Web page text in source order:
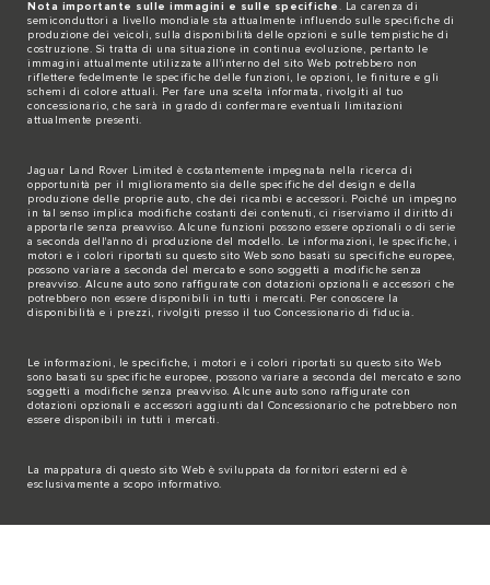
Nota importante sulle immagini e sulle specifiche . La carenza di
semiconduttori a livello mondiale sta attualmente influendo sulle specifiche di
produzione dei veicoli, sulla disponibilità delle opzioni e sulle tempistiche di
costruzione. Si tratta di una situazione in continua evoluzione, pertanto le
immagini attualmente utilizzate all'interno del sito Web potrebbero non
riflettere fedelmente le specifiche delle funzioni, le opzioni, le finiture e gli
schemi di colore attuali. Per fare una scelta informata, rivolgiti al tuo
concessionario, che sarà in grado di confermare eventuali limitazioni
attualmente presenti.
Jaguar Land Rover Limited è costantemente impegnata nella ricerca di
opportunità per il miglioramento sia delle specifiche del design e della
produzione delle proprie auto, che dei ricambi e accessori. Poiché un impegno
in tal senso implica modifiche costanti dei contenuti, ci riserviamo il diritto di
apportarle senza preavviso. Alcune funzioni possono essere opzionali o di serie
a seconda dell'anno di produzione del modello. Le informazioni, le specifiche, i
motori e i colori riportati su questo sito Web sono basati su specifiche europee,
possono variare a seconda del mercato e sono soggetti a modifiche senza
preavviso. Alcune auto sono raffigurate con dotazioni opzionali e accessori che
potrebbero non essere disponibili in tutti i mercati. Per conoscere la
disponibilità e i prezzi, rivolgiti presso il tuo Concessionario di fiducia.
Le informazioni, le specifiche, i motori e i colori riportati su questo sito Web
sono basati su specifiche europee, possono variare a seconda del mercato e sono
soggetti a modifiche senza preavviso. Alcune auto sono raffigurate con
dotazioni opzionali e accessori aggiunti dal Concessionario che potrebbero non
essere disponibili in tutti i mercati.
La mappatura di questo sito Web è sviluppata da fornitori esterni ed è
esclusivamente a scopo informativo.